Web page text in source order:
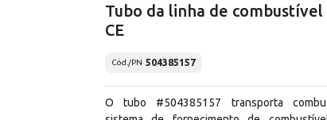
Tubo da linha de combustível
CE
Cód./PN 504385157
O tubo #504385157 transporta